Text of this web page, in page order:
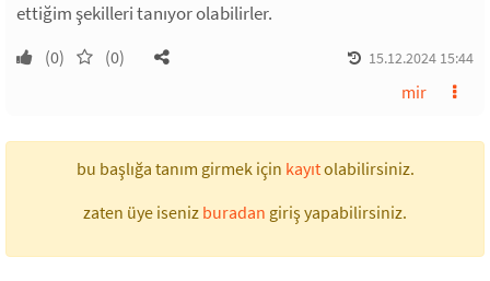
ettiğim şekilleri tanıyor olabilirler.
(0) (0) 15.12.2024 15:44
mir
bu başlığa tanım girmek için kayıtolabilirsiniz.
zaten üye iseniz buradan giriş yapabilirsiniz.